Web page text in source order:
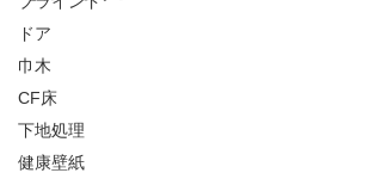
ドア
巾木
CF床
下地処理
健康壁紙